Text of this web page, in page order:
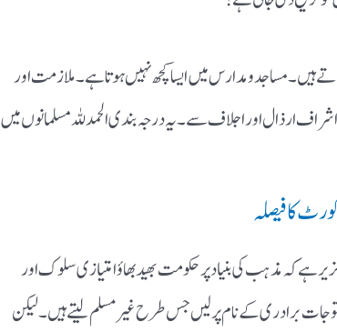
ہیں۔ مساجد و مدارس میں ایسا کچھ نہیں ہوتا ہے۔ ملازمت اور
ارذال اور اجلاف سے۔ یہ درجہ بندی الحمدللہ مسلمانوں میں
کا فیصلہ
ہے کہ مذہب کی بنیاد پر حکومت بھید بھاؤ امتیازی سلوک اور
برادری کے نام پر لیں جس طرح غیر مسلم لیتے ہیں ۔ لیکن